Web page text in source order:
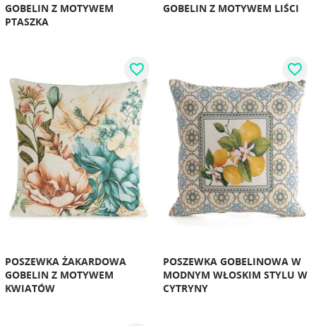
GOBELIN Z MOTYWEM
PTASZKA
GOBELIN Z MOTYWEM LIŚCI
POSZEWKA ŻAKARDOWA
GOBELIN Z MOTYWEM
KWIATÓW
favorite_border
POSZEWKA GOBELINOWA W
MODNYM WŁOSKIM STYLU W
CYTRYNY
favorite_border